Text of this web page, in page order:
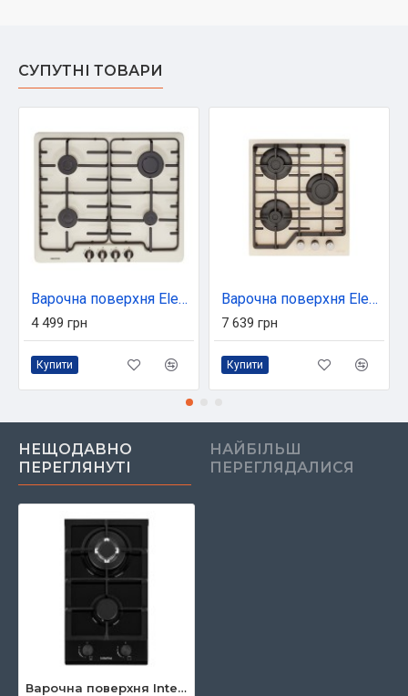
СУПУТНІ ТОВАРИ
Варочна поверхня Eleyus GRACIA 60 BG EF
4 499 грн
Купити
Варочна поверхня Eleyus RIO 45 BG CF
7 639 грн
Купити
НЕЩОДАВНО
ПЕРЕГЛЯНУТІ
НАЙБІЛЬШ
ПЕРЕГЛЯДАЛИСЯ
Варочна поверхня Interline HGG 734 FGT BA